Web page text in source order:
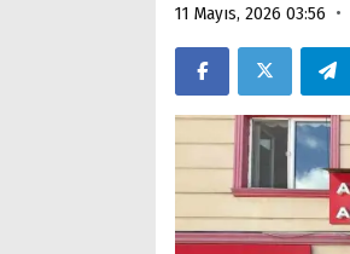
11 Mayıs, 2026 03:56 •